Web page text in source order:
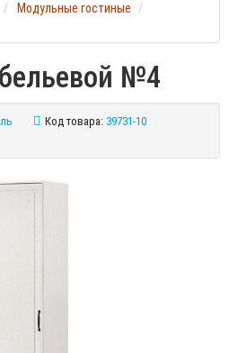
Модульные гостиные
№4
Код товара: 39731-10